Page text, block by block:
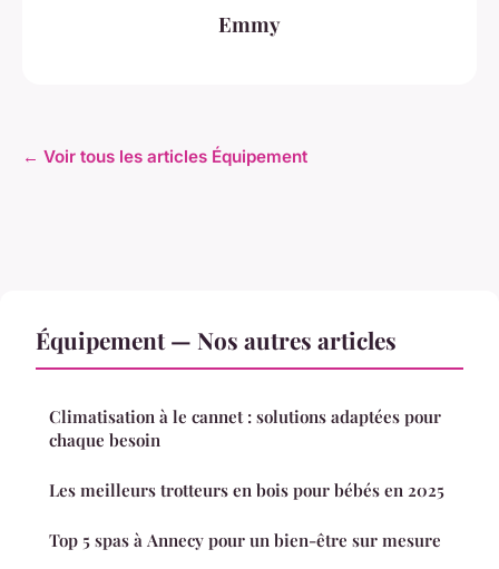
Emmy
← Voir tous les articles Équipement
Équipement — Nos autres articles
Climatisation à le cannet : solutions adaptées pour
chaque besoin
Les meilleurs trotteurs en bois pour bébés en 2025
Top 5 spas à Annecy pour un bien-être sur mesure